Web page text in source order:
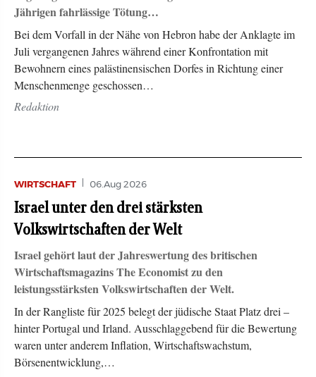
Jährigen fahrlässige Tötung…
Bei dem Vorfall in der Nähe von Hebron habe der Anklagte im
Juli vergangenen Jahres während einer Konfrontation mit
Bewohnern eines palästinensischen Dorfes in Richtung einer
Menschenmenge geschossen…
Redaktion
WIRTSCHAFT 06.Aug 2026
Israel unter den drei stärksten
Volkswirtschaften der Welt
Israel gehört laut der Jahreswertung des britischen
Wirtschaftsmagazins The Economist zu den
leistungsstärksten Volkswirtschaften der Welt.
In der Rangliste für 2025 belegt der jüdische Staat Platz drei –
hinter Portugal und Irland. Ausschlaggebend für die Bewertung
waren unter anderem Inflation, Wirtschaftswachstum,
Börsenentwicklung,…